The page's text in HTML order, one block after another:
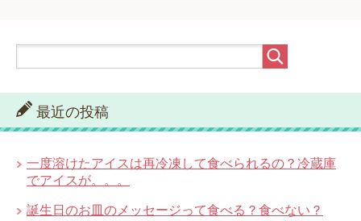
最近の投稿
一度溶けたアイスは再冷凍して食べられるの？冷蔵庫
でアイスが。。。
誕生日のお皿のメッセージって食べる？食べない？